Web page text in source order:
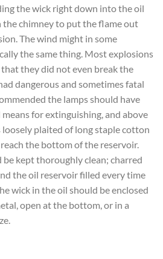
the wick right down into the oil
the chimney to put the flame out
The wind might in some
the same thing. Most explosions
they did not even break the
dangerous and sometimes fatal
the lamps should have
for extinguishing, and above
plaited of long staple cotton
the bottom of the reservoir.
be kept thoroughly clean; charred
the oil reservoir filled every time
wick in the oil should be enclosed
open at the bottom, or in a